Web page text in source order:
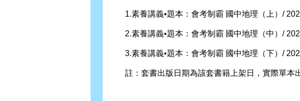
1.素養講義•題本：會考制霸 國中地理（上）/
2.素養講義•題本：會考制霸 國中地理（中）/
3.素養講義•題本：會考制霸 國中地理（下）/
註：套書出版日期為該套書籍上架日，實際單本出